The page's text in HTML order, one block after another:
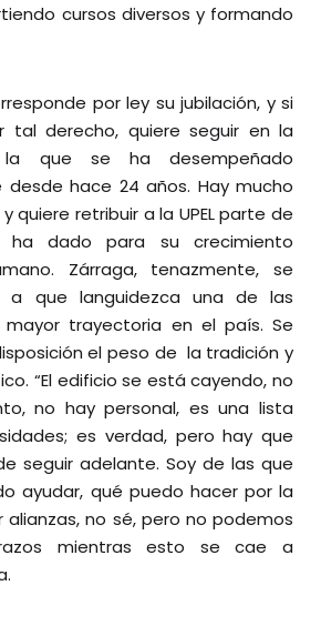
cursos diversos y formando
por ley su jubilación, y si
tal derecho, quiere seguir en la
la que se ha desempeñado
desde hace 24 años. Hay mucho
quiere retribuir a la UPEL parte de
dado para su crecimiento
Zárraga, tenazmente, se
a que languidezca una de las
mayor trayectoria en el país. Se
el peso de la tradición y
“El edificio se está cayendo, no
no hay personal, es una lista
es verdad, pero hay que
seguir adelante. Soy de las que
ayudar, qué puedo hacer por la
alianzas, no sé, pero no podemos
mientras esto se cae a